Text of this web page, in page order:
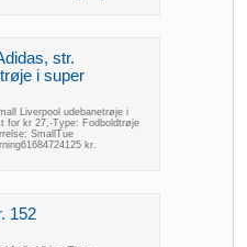
str.
i super
Liverpool udebanetrøje i
for kr 27,-Type: Fodboldtrøje
SmallTue
kr.
152